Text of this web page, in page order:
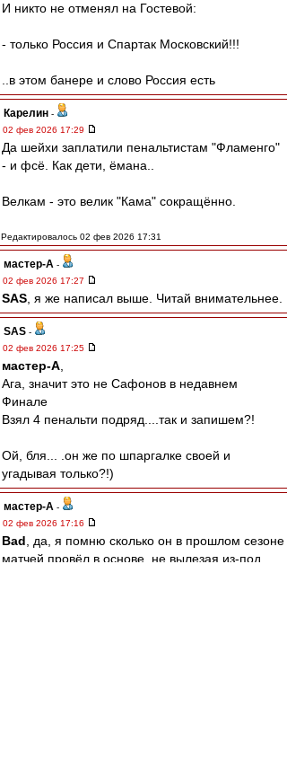
И никто не отменял на Гостевой:
- только Россия и Спартак Московский!!!
..в этом банере и слово Россия есть
Карелин -
02 фев 2026 17:29
Да шейхи заплатили пенальтистам "Фламенго"
- и фсё. Как дети, ёмана..
Велкам - это велик "Кама" сокращённо.
Редактировалось 02 фев 2026 17:31
мастер-А -
02 фев 2026 17:27
SAS , я же написал выше. Читай внимательнее.
SAS -
02 фев 2026 17:25
мастер-А
Ага, значит это не Сафонов в недавнем
Финале
Взял 4 пенальти подряд....так и запишем?!
Ой, бля... .он же по шпаргалке своей и
угадывая только?!)
мастер-А -
02 фев 2026 17:16
Bad , да, я помню сколько он в прошлом сезоне
матчей провёл в основе, не вылезая из-под